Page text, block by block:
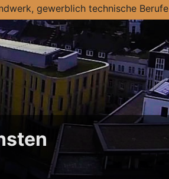
gewerblich technische Berufe